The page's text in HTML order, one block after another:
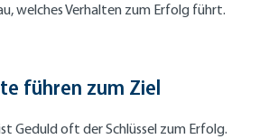
welches Verhalten zum Erfolg führt.
führen zum Ziel
Geduld oft der Schlüssel zum Erfolg.